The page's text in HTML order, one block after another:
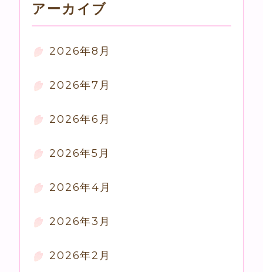
アーカイブ
2026年8月
2026年7月
2026年6月
2026年5月
2026年4月
2026年3月
2026年2月